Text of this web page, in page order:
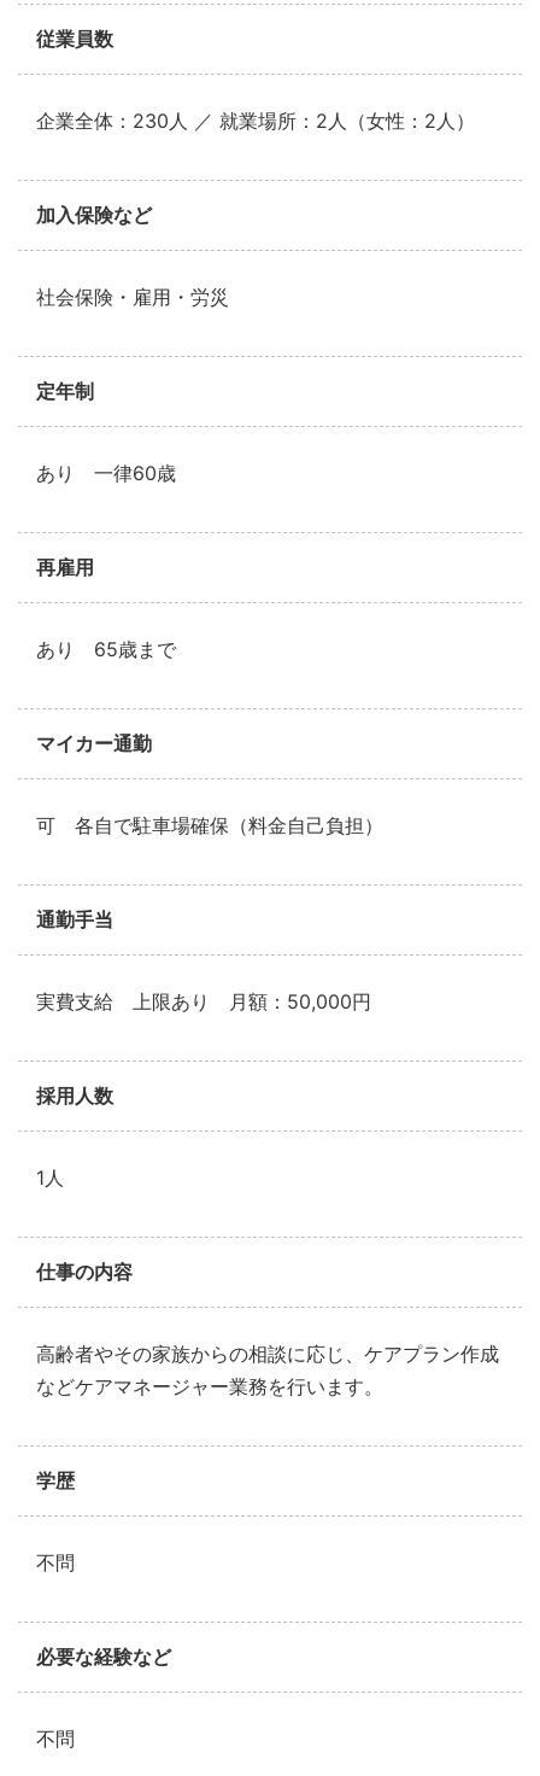
従業員数
企業全体：230人 ／ 就業場所：2人（女性：2人）
加入保険など
社会保険・雇用・労災
定年制
あり 一律60歳
再雇用
あり 65歳まで
マイカー通勤
可 各自で駐車場確保（料金自己負担）
通勤手当
実費支給 上限あり 月額：50,000円
採用人数
1人
仕事の内容
高齢者やその家族からの相談に応じ、ケアプラン作成
などケアマネージャー業務を行います。
学歴
不問
必要な経験など
不問